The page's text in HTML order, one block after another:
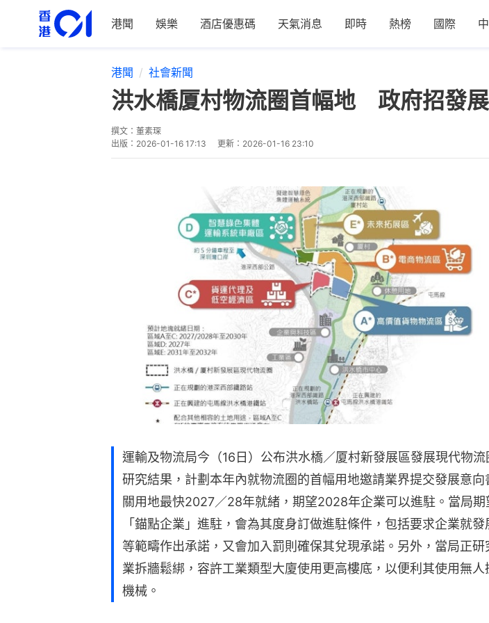
港聞 娛樂 酒店優惠碼 天氣消息 即時 熱榜 國際
港聞 社會新聞
洪水橋厦村物流圈首幅地 政府招發
撰文： 董素琛
出版： 2026-01-16 17:13 更新： 2026-01-16 23:10
運輸及物流局今（16日）公布洪水橋／厦村新發展區發展現代物流
研究結果，計劃本年內就物流圈的首幅用地邀請業界提交發展意向
關用地最快2027／28年就緒，期望2028年企業可以進駐。當局期
「錨點企業」進駐，會為其度身訂做進駐條件，包括要求企業就發
等範疇作出承諾，又會加入罰則確保其兌現承諾。另外，當局正研
業拆牆鬆綁，容許工業類型大廈使用更高樓底，以便利其使用無人
機械。